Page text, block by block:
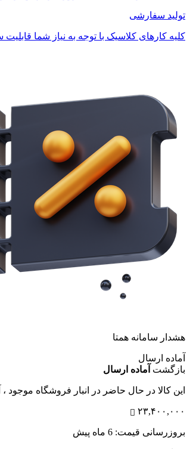
تولید سفارشی
کلیه کارهای کلاسیک با توجه به نیاز شما
هشدار سامانه همتا
آماده ارسال
بازگشت آماده ارسال
این کالا در حال حاضر در انبار فروشگاه
۲۳,۴۰۰,۰۰۰
بروزرسانی قیمت: 6 ماه پیش